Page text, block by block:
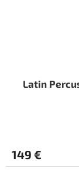
Latin
149 €